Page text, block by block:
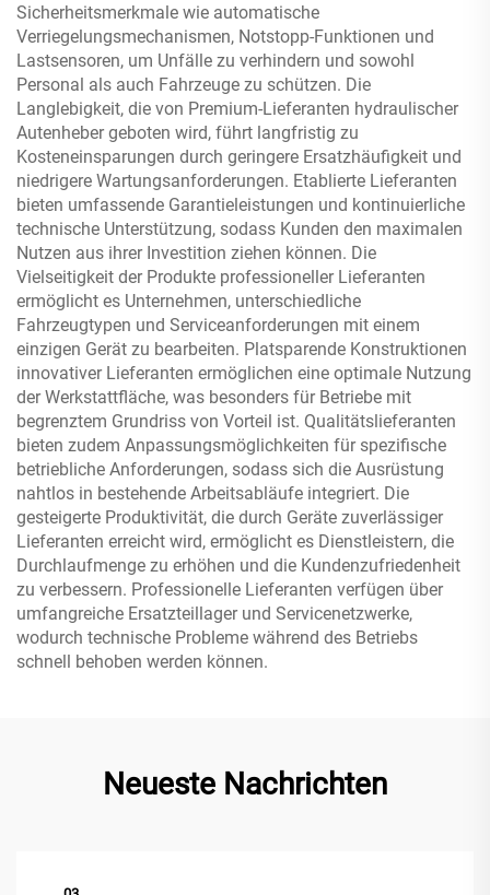
Sicherheitsmerkmale wie automatische
Verriegelungsmechanismen, Notstopp-Funktionen und
Lastsensoren, um Unfälle zu verhindern und sowohl
Personal als auch Fahrzeuge zu schützen. Die
Langlebigkeit, die von Premium-Lieferanten hydraulischer
Autenheber geboten wird, führt langfristig zu
Kosteneinsparungen durch geringere Ersatzhäufigkeit und
niedrigere Wartungsanforderungen. Etablierte Lieferanten
bieten umfassende Garantieleistungen und kontinuierliche
technische Unterstützung, sodass Kunden den maximalen
Nutzen aus ihrer Investition ziehen können. Die
Vielseitigkeit der Produkte professioneller Lieferanten
ermöglicht es Unternehmen, unterschiedliche
Fahrzeugtypen und Serviceanforderungen mit einem
einzigen Gerät zu bearbeiten. Platsparende Konstruktionen
innovativer Lieferanten ermöglichen eine optimale Nutzung
der Werkstattfläche, was besonders für Betriebe mit
begrenztem Grundriss von Vorteil ist. Qualitätslieferanten
bieten zudem Anpassungsmöglichkeiten für spezifische
betriebliche Anforderungen, sodass sich die Ausrüstung
nahtlos in bestehende Arbeitsabläufe integriert. Die
gesteigerte Produktivität, die durch Geräte zuverlässiger
Lieferanten erreicht wird, ermöglicht es Dienstleistern, die
Durchlaufmenge zu erhöhen und die Kundenzufriedenheit
zu verbessern. Professionelle Lieferanten verfügen über
umfangreiche Ersatzteillager und Servicenetzwerke,
wodurch technische Probleme während des Betriebs
schnell behoben werden können.
Neueste Nachrichten